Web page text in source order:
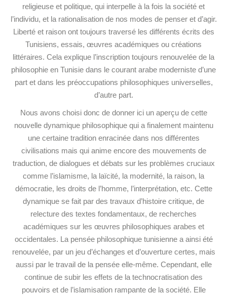
religieuse et politique, qui interpelle à la fois la société et
l’individu, et la rationalisation de nos modes de penser et d’agir.
Liberté et raison ont toujours traversé les différents écrits des
Tunisiens, essais, œuvres académiques ou créations
littéraires. Cela explique l’inscription toujours renouvelée de la
philosophie en Tunisie dans le courant arabe moderniste d’une
part et dans les préoccupations philosophiques universelles,
d’autre part.
Nous avons choisi donc de donner ici un aperçu de cette
nouvelle dynamique philosophique qui a finalement maintenu
une certaine tradition enracinée dans nos différentes
civilisations mais qui anime encore des mouvements de
traduction, de dialogues et débats sur les problèmes cruciaux
comme l’islamisme, la laïcité, la modernité, la raison, la
démocratie, les droits de l’homme, l’interprétation, etc. Cette
dynamique se fait par des travaux d’histoire critique, de
relecture des textes fondamentaux, de recherches
académiques sur les œuvres philosophiques arabes et
occidentales. La pensée philosophique tunisienne a ainsi été
renouvelée, par un jeu d’échanges et d’ouverture certes, mais
aussi par le travail de la pensée elle-même. Cependant, elle
continue de subir les effets de la technocratisation des
pouvoirs et de l’islamisation rampante de la société. Elle